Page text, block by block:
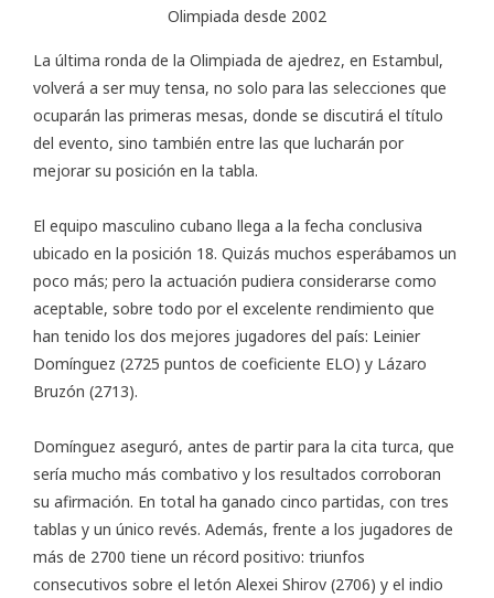
Olimpiada desde 2002
La última ronda de la Olimpiada de ajedrez, en Estambul,
volverá a ser muy tensa, no solo para las selecciones que
ocuparán las primeras mesas, donde se discutirá el título
del evento, sino también entre las que lucharán por
mejorar su posición en la tabla.
El equipo masculino cubano llega a la fecha conclusiva
ubicado en la posición 18. Quizás muchos esperábamos un
poco más; pero la actuación pudiera considerarse como
aceptable, sobre todo por el excelente rendimiento que
han tenido los dos mejores jugadores del país: Leinier
Domínguez (2725 puntos de coeficiente ELO) y Lázaro
Bruzón (2713).
Domínguez aseguró, antes de partir para la cita turca, que
sería mucho más combativo y los resultados corroboran
su afirmación. En total ha ganado cinco partidas, con tres
tablas y un único revés. Además, frente a los jugadores de
más de 2700 tiene un récord positivo: triunfos
consecutivos sobre el letón Alexei Shirov (2706) y el indio